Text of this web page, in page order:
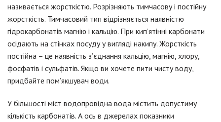
називається жорсткістю. Розрізняють тимчасову і постійну
жорсткість. Тимчасовий тип відрізняється наявністю
гідрокарбонатів магнію і кальцію. При кип’ятінні карбонати
осідають на стінках посуду у вигляді накипу. Жорсткість
постійна – це наявність з’єднання кальцію, магнію, хлору,
фосфатів і сульфатів. Якщо ви хочете пити чисту воду,
придбайте пом’якшувач води.
У більшості міст водопровідна вода містить допустиму
кількість карбонатів. А ось в джерелах показники